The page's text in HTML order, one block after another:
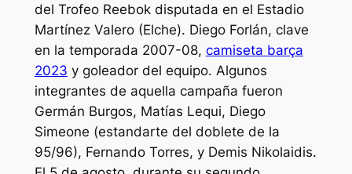
del Trofeo Reebok disputada en el Estadio
Martínez Valero (Elche). Diego Forlán, clave
en la temporada 2007-08, camiseta barça
2023 y goleador del equipo. Algunos
integrantes de aquella campaña fueron
Germán Burgos, Matías Lequi, Diego
Simeone (estandarte del doblete de la
95/96), Fernando Torres, y Demis Nikolaidis.